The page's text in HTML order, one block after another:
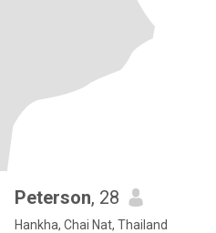
Peterson, 28
Hankha, Chai Nat, Thailand